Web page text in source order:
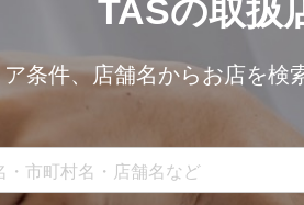
TASの取扱
条件、店舗名からお店を検